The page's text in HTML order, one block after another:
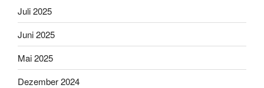
Juli 2025
Juni 2025
Mai 2025
Dezember 2024